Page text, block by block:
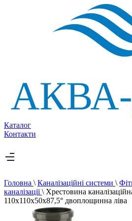
Каталог
Контакти
Головна \ Каналізаційні системи \
каналізації\ Хрестовина
110х110х50х87,5° двоплощинна ліва